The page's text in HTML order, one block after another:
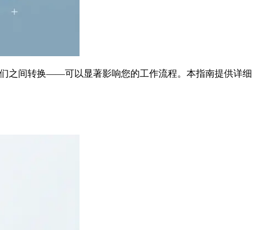
之间转换——可以显著影响您的工作流程。本指南提供详细